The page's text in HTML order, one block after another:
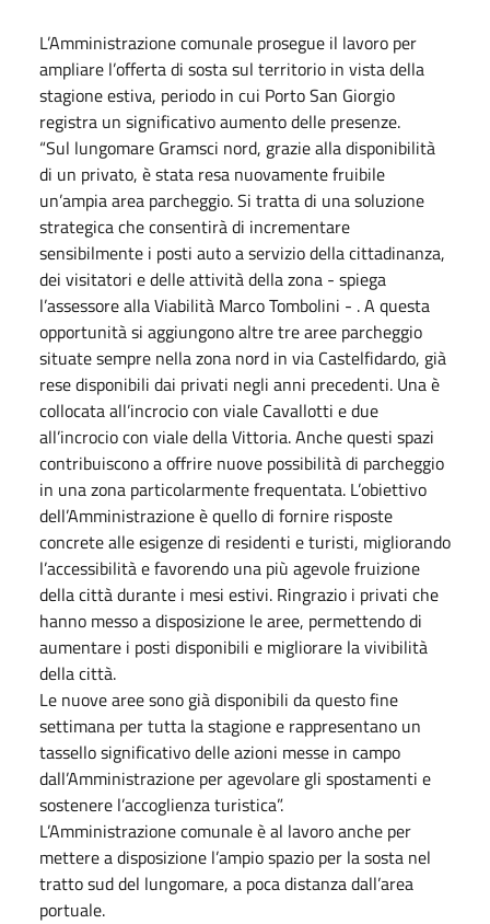
L’Amministrazione comunale prosegue il lavoro per
ampliare l’offerta di sosta sul territorio in vista della
stagione estiva, periodo in cui Porto San Giorgio
registra un significativo aumento delle presenze.
“Sul lungomare Gramsci nord, grazie alla disponibilità
di un privato, è stata resa nuovamente fruibile
un’ampia area parcheggio. Si tratta di una soluzione
strategica che consentirà di incrementare
sensibilmente i posti auto a servizio della cittadinanza,
dei visitatori e delle attività della zona - spiega
l’assessore alla Viabilità Marco Tombolini - . A questa
opportunità si aggiungono altre tre aree parcheggio
situate sempre nella zona nord in via Castelfidardo, già
rese disponibili dai privati negli anni precedenti. Una è
collocata all’incrocio con viale Cavallotti e due
all’incrocio con viale della Vittoria. Anche questi spazi
contribuiscono a offrire nuove possibilità di parcheggio
in una zona particolarmente frequentata. L’obiettivo
dell’Amministrazione è quello di fornire risposte
concrete alle esigenze di residenti e turisti, migliorando
l’accessibilità e favorendo una più agevole fruizione
della città durante i mesi estivi. Ringrazio i privati che
hanno messo a disposizione le aree, permettendo di
aumentare i posti disponibili e migliorare la vivibilità
della città.
Le nuove aree sono già disponibili da questo fine
settimana per tutta la stagione e rappresentano un
tassello significativo delle azioni messe in campo
dall’Amministrazione per agevolare gli spostamenti e
sostenere l’accoglienza turistica”.
L’Amministrazione comunale è al lavoro anche per
mettere a disposizione l’ampio spazio per la sosta nel
tratto sud del lungomare, a poca distanza dall’area
portuale.